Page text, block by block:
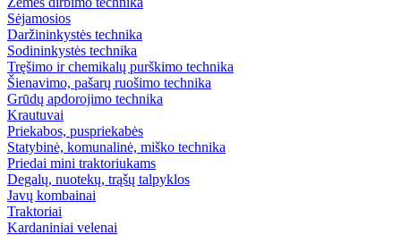
Sėjamosios
Daržininkystės technika
Sodininkystės technika
Tręšimo ir chemikalų purškimo technika
Šienavimo, pašarų ruošimo technika
Grūdų apdorojimo technika
Krautuvai
Priekabos, puspriekabės
Statybinė, komunalinė, miško technika
Priedai mini traktoriukams
Degalų, nuotekų, trąšų talpyklos
Javų kombainai
Traktoriai
Kardaniniai velenai